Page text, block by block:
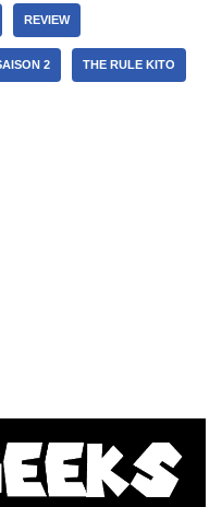
REVIEW
2 THE RULE KITO